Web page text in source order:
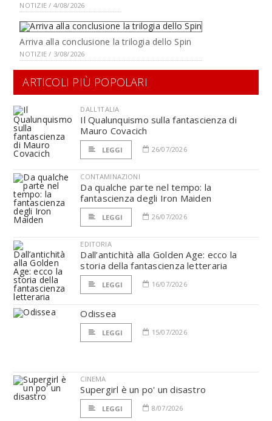
NOTIZIE / 4/08/2026
Arriva alla conclusione la trilogia dello Spin
NOTIZIE / 3/08/2026
ARTICOLI PIÙ POPOLARI
DALL'ITALIA
Il Qualunquismo sulla fantascienza di
Mauro Covacich
LEGGI 26/07/2026
CONTAMINAZIONI
Da qualche parte nel tempo: la
fantascienza degli Iron Maiden
LEGGI 26/07/2026
EDITORIA
Dall’antichità alla Golden Age: ecco la
storia della fantascienza letteraria
LEGGI 16/07/2026
Odissea
LEGGI 15/07/2026
CINEMA
Supergirl è un po' un disastro
LEGGI 8/07/2026